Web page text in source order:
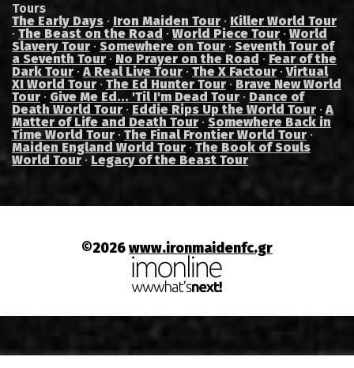
Tours
The Early Days · Iron Maiden Tour · Killer World Tour
· The Beast on the Road · World Piece Tour · World
Slavery Tour · Somewhere on Tour · Seventh Tour of
a Seventh Tour · No Prayer on the Road · Fear of the
Dark Tour ·A Real Live Tour · The X Factour ·Virtual
XI World Tour · The Ed Hunter Tour · Brave New World
Tour · Give Me Ed... 'Til I'm Dead Tour · Dance of
Death World Tour · Eddie Rips Up the World Tour ·A
Matter of Life and Death Tour · Somewhere Back in
Time World Tour · The Final Frontier World Tour ·
Maiden England World Tour · The Book of Souls
World Tour· Legacy of the Beast Tour
©2026www.ironmaidenfc.gr